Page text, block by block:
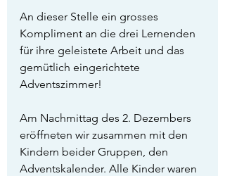
An dieser Stelle ein grosses
Kompliment an die drei Lernenden
für ihre geleistete Arbeit und das
gemütlich eingerichtete
Adventszimmer!
Am Nachmittag des 2. Dezembers
eröffneten wir zusammen mit den
Kindern beider Gruppen, den
Adventskalender. Alle Kinder waren